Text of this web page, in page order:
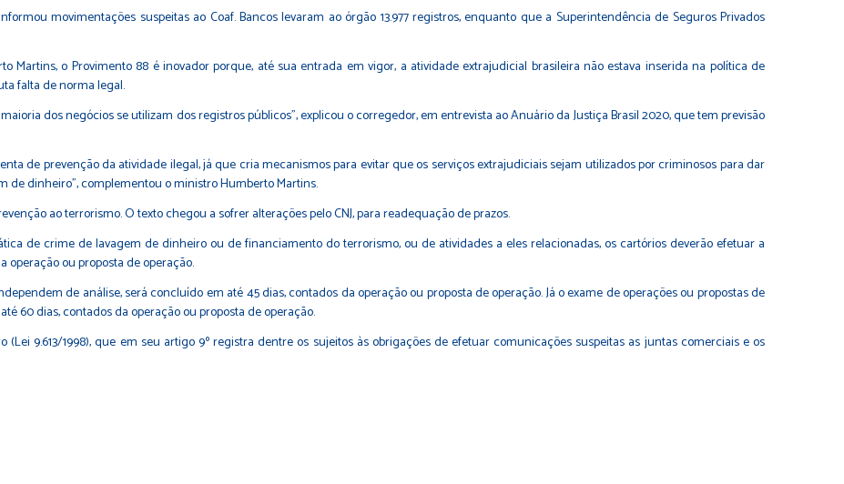
movimentações suspeitas ao Coaf. Bancos levaram ao órgão 13.977 registros, enquanto que a Superintendência de Seguros Privados
Martins, o Provimento 88 é inovador porque, até sua entrada em vigor, a atividade extrajudicial brasileira não estava inserida na política de
falta de norma legal.
dos negócios se utilizam dos registros públicos", explicou o corregedor, em entrevista ao Anuário da Justiça Brasil 2020, que tem previsão
de prevenção da atividade ilegal, já que cria mecanismos para evitar que os serviços extrajudiciais sejam utilizados por criminosos para dar
de dinheiro", complementou o ministro Humberto Martins.
ao terrorismo. O texto chegou a sofrer alterações pelo CNJ, para readequação de prazos.
de crime de lavagem de dinheiro ou de financiamento do terrorismo, ou de atividades a eles relacionadas, os cartórios deverão efetuar a
ou proposta de operação.
de análise, será concluído em até 45 dias, contados da operação ou proposta de operação. Já o exame de operações ou propostas de
60 dias, contados da operação ou proposta de operação.
9.613/1998), que em seu artigo 9º registra dentre os sujeitos às obrigações de efetuar comunicações suspeitas as juntas comerciais e os